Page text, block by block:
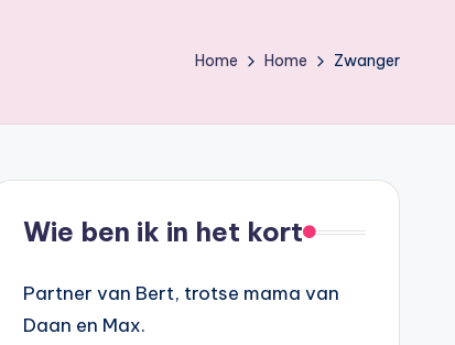
Home Home Zwanger
Wie ben ik in het kort
Partner van Bert, trotse mama van
Daan en Max.